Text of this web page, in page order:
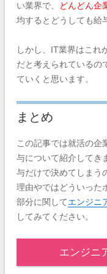
い業界で、
どんどん企
均するとどうしても給
しかし、IT業界はこれ
だと考えられているの
ていくと思います。
まとめ
この記事では就活の企
与について紹介してき
与だけで決めてしまう
理由やではどういった
部分に関してエンジニ
してみてください。
エンジニ